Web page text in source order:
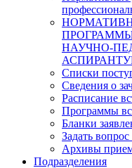
НАУЧНО-
Списки
Сведения о
Расписание
Программы
Бланки
Задать
Архивы
Подразделения